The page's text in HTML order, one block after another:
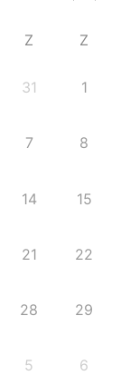
Z Z
31 1
7 8
14 15
21 22
28 29
5 6